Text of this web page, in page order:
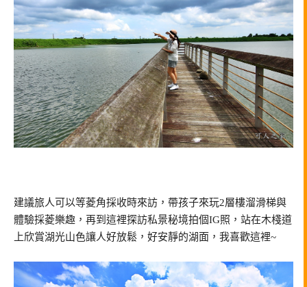
建議旅人可以等菱角採收時來訪，帶孩子來玩2層樓溜滑梯與
體驗採菱樂趣，再到這裡探訪私景秘境拍個IG照，站在木棧道
上欣賞湖光山色讓人好放鬆，好安靜的湖面，我喜歡這裡~